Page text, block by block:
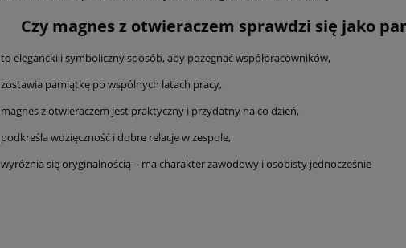
Czy magnes z otwieraczem sprawdzi się jako
to elegancki i symboliczny sposób, aby pożegnać współpracowników,
zostawia pamiątkę po wspólnych latach pracy,
magnes z otwieraczem jest praktyczny i przydatny na co dzień,
podkreśla wdzięczność i dobre relacje w zespole,
wyróżnia się oryginalnością – ma charakter zawodowy i osobisty jednocześnie